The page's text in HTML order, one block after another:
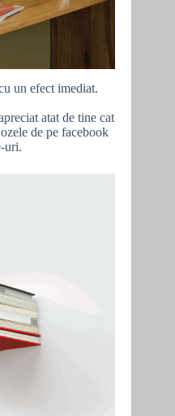
un efect imediat.
atat de tine cat
de pe facebook
uri.